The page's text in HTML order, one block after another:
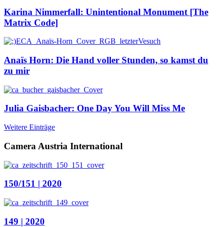
Karina Nimmerfall: Unintentional Monument [The
Matrix Code]
Anaïs Horn: Die Hand voller Stunden, so kamst du
zu mir
Julia Gaisbacher: One Day You Will Miss Me
Weitere Einträge
Camera Austria International
150/151 | 2020
149 | 2020